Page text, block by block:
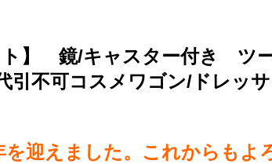
ト】 鏡/キャスター付き ツ
引不可コスメワゴン/ドレッ
を迎えました。これからもよ